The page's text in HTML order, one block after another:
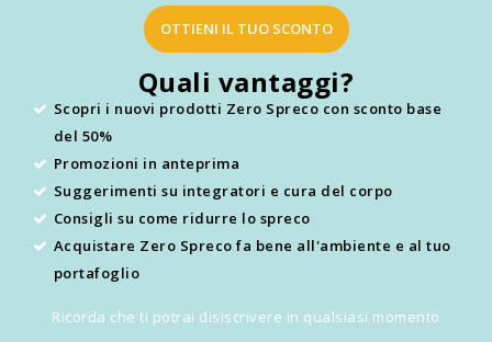
OTTIENI IL TUO SCONTO
Quali vantaggi?
Scopri i nuovi prodotti Zero Spreco con sconto base
del 50%
Promozioni in anteprima
Suggerimenti su integratori e cura del corpo
Consigli su come ridurre lo spreco
Acquistare Zero Spreco fa bene all'ambiente e al tuo
portafoglio
Ricorda che ti potrai disiscrivere in qualsiasi momento